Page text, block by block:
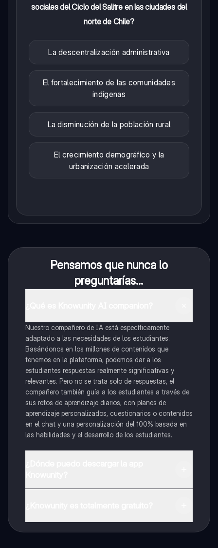
sociales del Ciclo del Salitre en las ciudades del
norte de Chile?
La descentralización administrativa
El fortalecimiento de las comunidades
indígenas
La disminución de la población rural
El crecimiento demográfico y la
urbanización acelerada
Pensamos que nunca lo
preguntarías...
Nuestro compañero de IA está específicamente
adaptado a las necesidades de los estudiantes.
Basándonos en los millones de contenidos que
tenemos en la plataforma, podemos dar a los
estudiantes respuestas realmente significativas y
relevantes. Pero no se trata solo de respuestas, el
compañero también guía a los estudiantes a través de
sus retos de aprendizaje diarios, con planes de
aprendizaje personalizados, cuestionarios o contenidos
en el chat y una personalización del 100% basada en
las habilidades y el desarrollo de los estudiantes.